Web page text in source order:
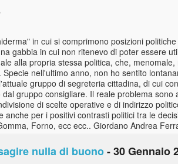
in cui si comprimono posizioni
gabbia in cui non ritenevo di poter essere
alla propria stessa politica, che,
nell'ultimo anno, non ho sentito
gruppo di segreteria cittadina, di cui
gruppo consigliare. Il reale problema sono
di scelte operative e di indirizzo
anche per i positivi contrasti politici tra le
Forno, ecc ecc.. Giordano Andrea
nulla di buono- 30 Gennaio